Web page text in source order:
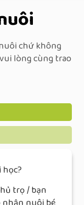
chứ không
lòng cùng trao
học?
trọ / bạn